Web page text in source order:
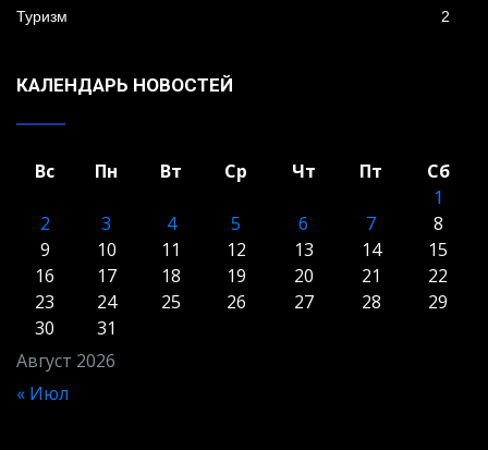
Туризм 2
КАЛЕНДАРЬ НОВОСТЕЙ
Август 2026
Вс Пн Вт Ср Чт Пт
Сб
1
2
3 4 5 6 7
8
9
10 11 12 13 14
15
16
17 18 19 20 21
22
23
24 25 26 27 28
29
30
31
« Июл